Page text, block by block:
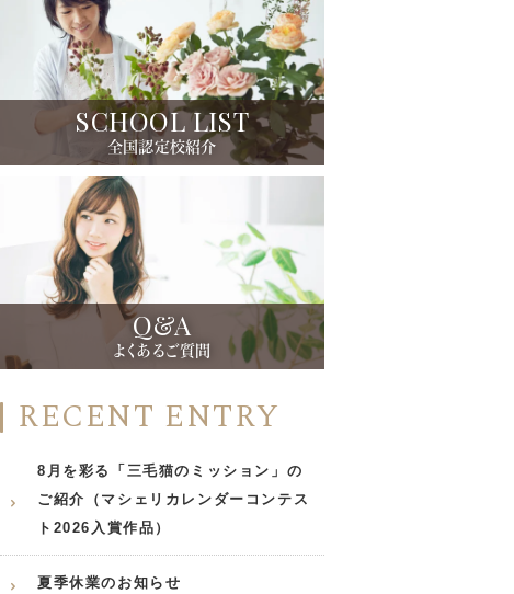
SCHOOL LIST
全国認定校紹介
Q&A
よくあるご質問
RECENT ENTRY
8月を彩る「三毛猫のミッション」の
ご紹介（マシェリカレンダーコンテス
ト2026入賞作品）
夏季休業のお知らせ